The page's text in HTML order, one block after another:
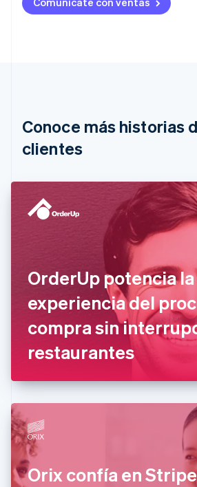
Conoce más historias
clientes
OrderUp potencia la
experiencia del
compra sin
restaurantes
Orix confía en
DeutschEnglish
Australia
Bulgaria
English
Canadá
China continental
简体中文
Chipre
English
Emiratos Árabes Unidos
English
Eslovaquia
English
Eslovenia
España
English
Estonia
EnglishSvenska